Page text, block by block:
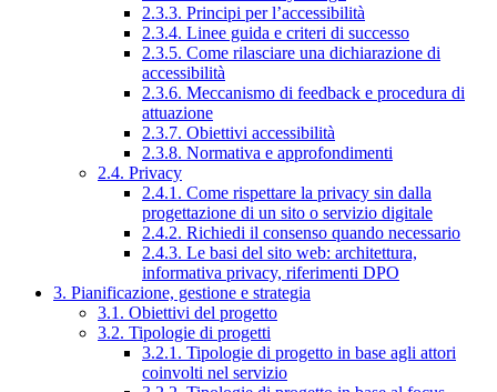
2.3.3. Principi per l’accessibilità
2.3.4. Linee guida e criteri di successo
2.3.5. Come rilasciare una dichiarazione di
accessibilità
2.3.6. Meccanismo di feedback e procedura di
attuazione
2.3.7. Obiettivi accessibilità
2.3.8. Normativa e approfondimenti
2.4. Privacy
2.4.1. Come rispettare la privacy sin dalla
progettazione di un sito o servizio digitale
2.4.2. Richiedi il consenso quando necessario
2.4.3. Le basi del sito web: architettura,
informativa privacy, riferimenti DPO
3. Pianificazione, gestione e strategia
3.1. Obiettivi del progetto
3.2. Tipologie di progetti
3.2.1. Tipologie di progetto in base agli attori
coinvolti nel servizio